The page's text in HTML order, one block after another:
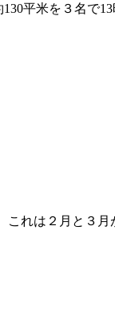
平米を３名で
れは２月と３